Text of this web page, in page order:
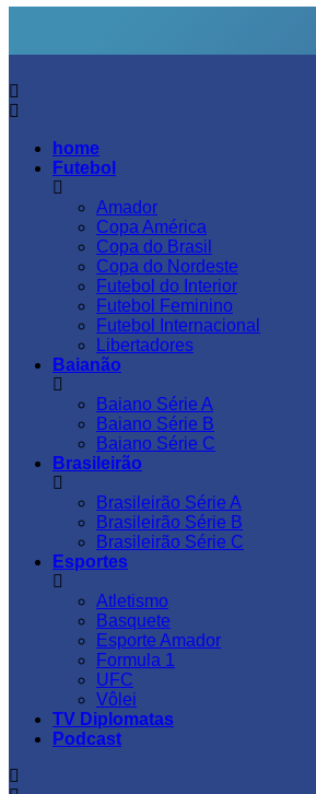
home
Futebol
Amador
Copa América
Copa do Brasil
Copa do Nordeste
Futebol do Interior
Futebol Feminino
Futebol Internacional
Libertadores
Baianão
Baiano Série A
Baiano Série B
Baiano Série C
Brasileirão
Brasileirão Série A
Brasileirão Série B
Brasileirão Série C
Esportes
Atletismo
Basquete
Esporte Amador
Formula 1
UFC
Vôlei
TV Diplomatas
Podcast